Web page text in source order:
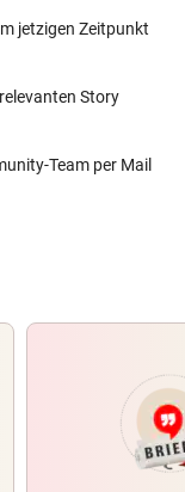
jetzigen Zeitpunkt
Story
Team per Mail